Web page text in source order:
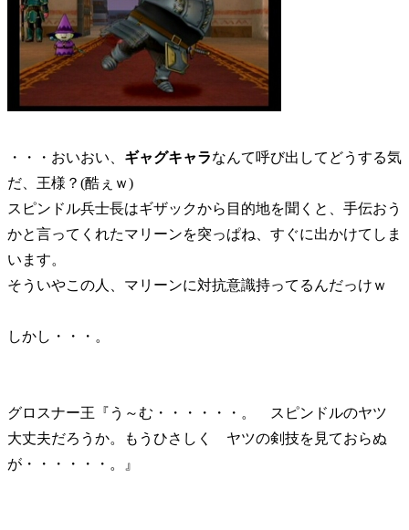
・・・おいおい、 ギャグキャラなんて呼び出してどうする気
だ、王様？(酷ぇｗ)
スピンドル兵士長はギザックから目的地を聞くと、手伝おう
かと言ってくれたマリーンを突っぱね、すぐに出かけてしま
います。
そういやこの人、マリーンに対抗意識持ってるんだっけｗ
しかし・・・。
グロスナー王『う～む・・・・・・。 スピンドルのヤツ
大丈夫だろうか。もうひさしく ヤツの剣技を見ておらぬ
が・・・・・・。』